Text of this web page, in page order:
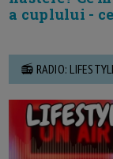
a cuplului -
📻 RADIO: